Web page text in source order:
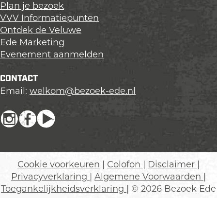
Plan je bezoek
VVV Informatiepunten
Ontdek de Veluwe
Ede Marketing
Evenement aanmelden
CONTACT
Email: welkom@bezoek-ede.nl
I
a
g
F
e
b
o
Y
T
u
b
Cookie voorkeuren Colofon Disclaimer
Privacyverklaring
Algemene Voorwaarden
Toegankelijkheidsverklaring
| © 2026 Bezoek Ede